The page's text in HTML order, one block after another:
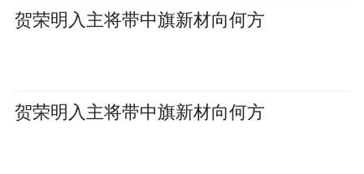
贺荣明入主将带中旗新材向何方
贺荣明入主将带中旗新材向何方